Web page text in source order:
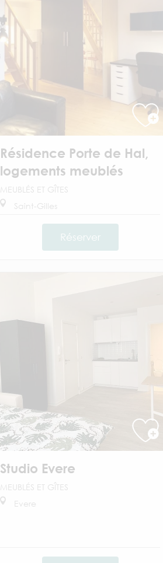
Résidence Porte de Hal,
logements meublés
MEUBLÉS ET GÎTES
Saint-Gilles
Réserver
Studio Evere
MEUBLÉS ET GÎTES
Evere